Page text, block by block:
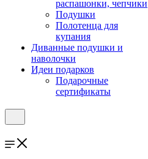
распашонки, чепчики
Подушки
Полотенца для
купания
Диванные подушки и
наволочки
Идеи подарков
Подарочные
сертификаты